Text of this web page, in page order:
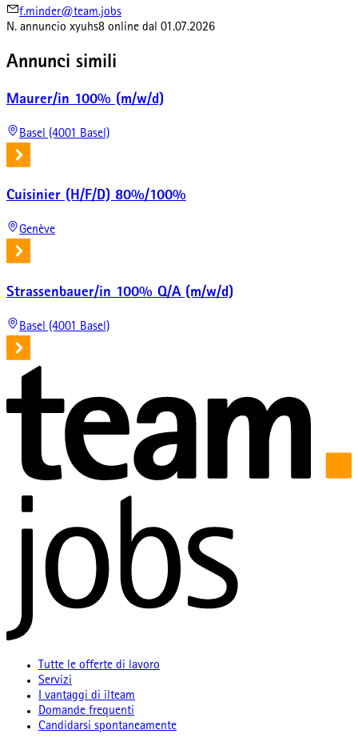
f.minder@team.jobs
N. annuncio xyuhs8 online dal 01.07.2026
Annunci simili
Maurer/in 100% (m/w/d)
Basel (4001 Basel)
Cuisinier (H/F/D) 80%/100%
Genève
Strassenbauer/in 100% Q/A (m/w/d)
Basel (4001 Basel)
Tutte le offerte di lavoro
Servizi
I vantaggi di ilteam
Domande frequenti
Candidarsi spontaneamente